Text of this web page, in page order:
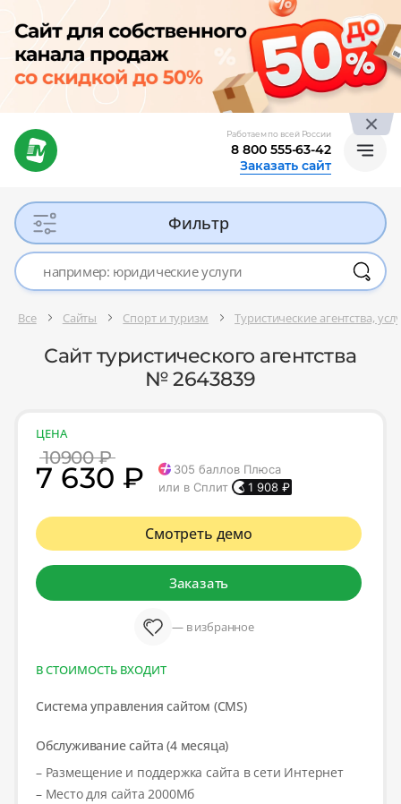
Работаем по всей России
8 800 555-63-42
Заказать сайт
Фильтр
Все Сайты Спорт и туризм Туристические агентства,
Сайт туристического агентства
№ 2643839
ЦЕНА
10900 ₽
7 630 ₽ 305 баллов Плюса
или в Сплит
1 908 ₽
Смотреть демо
Заказать
— в избранное
В СТОИМОСТЬ ВХОДИТ
Система управления сайтом (CMS)
Обслуживание сайта (4 месяца)
– Размещение и поддержка сайта в сети Интернет
– Место для сайта 2000Мб